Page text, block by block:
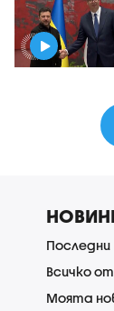
Последни
Всичко
Моята